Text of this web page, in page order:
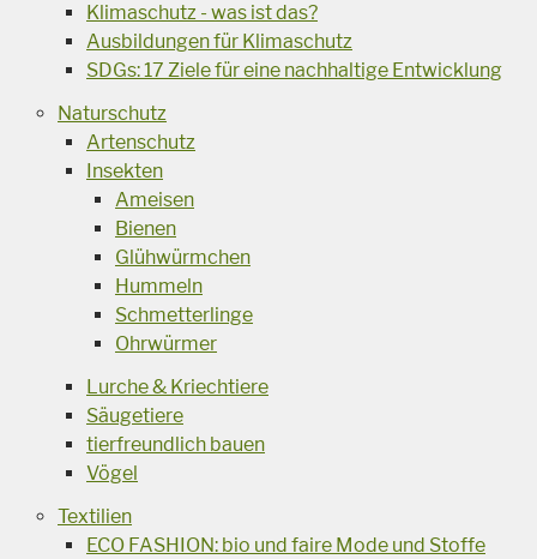
Klimaschutz - was ist das?
Ausbildungen für Klimaschutz
SDGs: 17 Ziele für eine nachhaltige Entwicklung
Naturschutz
Artenschutz
Insekten
Ameisen
Bienen
Glühwürmchen
Hummeln
Schmetterlinge
Ohrwürmer
Lurche & Kriechtiere
Säugetiere
tierfreundlich bauen
Vögel
Textilien
ECO FASHION: bio und faire Mode und Stoffe